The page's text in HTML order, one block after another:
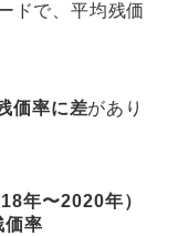
ドで、平均残価
価率に差があり
年〜2020年）
価率